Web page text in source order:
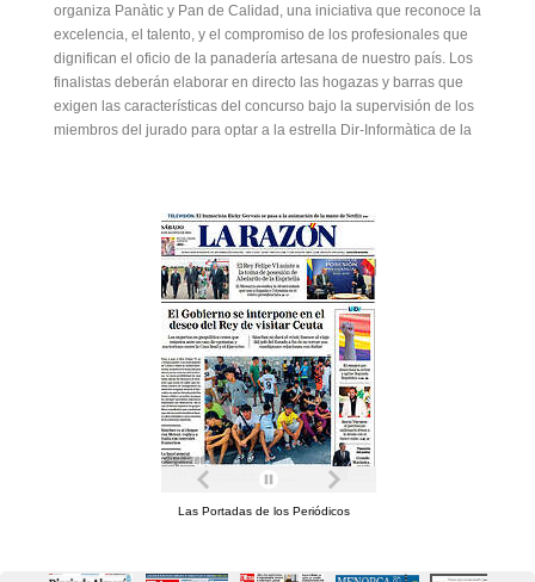
organiza Panàtic y Pan de Calidad, una iniciativa que reconoce la
excelencia, el talento, y el compromiso de los profesionales que
dignifican el oficio de la panadería artesana de nuestro país. Los
finalistas deberán elaborar en directo las hogazas y barras que
exigen las características del concurso bajo la supervisión de los
miembros del jurado para optar a la estrella Dir-Informàtica de la
Las Portadas de los Periódicos